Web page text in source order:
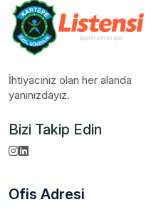
İhtiyacınız olan her alanda
yanınızdayız.
Bizi Takip Edin
Ofis Adresi